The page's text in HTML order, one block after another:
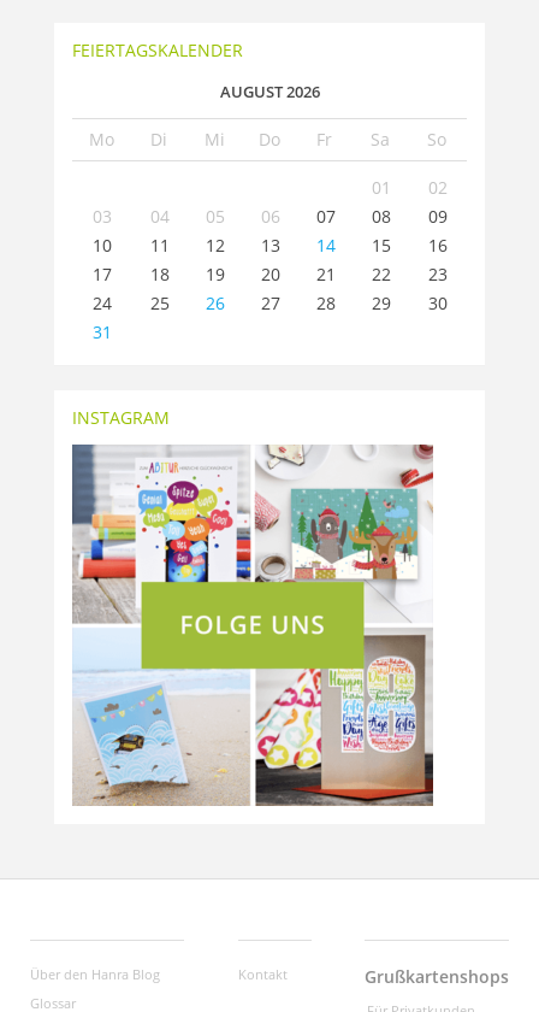
FEIERTAGSKALENDER
AUGUST 2026
Mo Di Mi Do Fr Sa So
01
02
03
04 05 06 07 08
09
10
11 12 13 14 15
16
17
18 19 20 21 22
23
24
25 26 27 28 29
30
31
INSTAGRAM
Über den Hanra Blog
Glossar
Kontakt Grußkartenshops